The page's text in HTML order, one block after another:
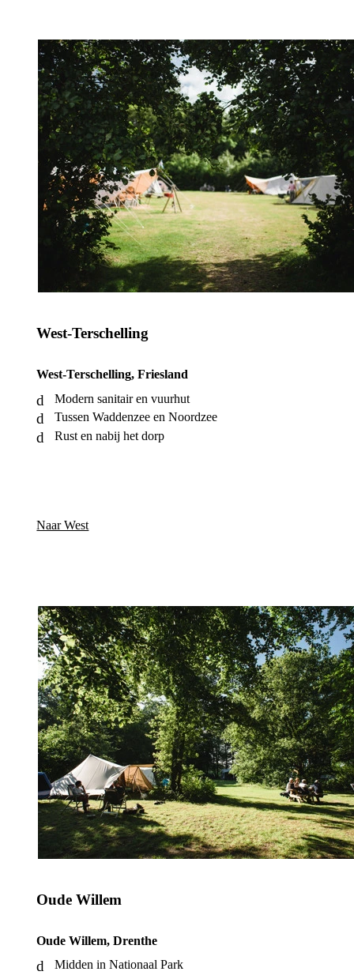
West-Terschelling
West-Terschelling, Friesland
Modern sanitair en vuurhut
Tussen Waddenzee en Noordzee
Rust en nabij het dorp
Naar West
Oude Willem
Oude Willem, Drenthe
Midden in Nationaal Park